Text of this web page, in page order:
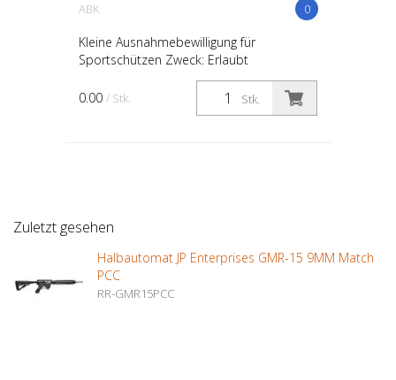
0
ABK
Kleine Ausnahmebewilligung für
Sportschützen Zweck: Erlaubt
Sportschützen, verbotene Waffen wie
halbautomatische Feuerwaffen zu
erwerben, die aus ehemaligen Automaten
Stk.
0.00 / Stk.
Zuletzt gesehen
Halbautomat JP Enterprises GMR-15 9MM Match
PCC
RR-GMR15PCC